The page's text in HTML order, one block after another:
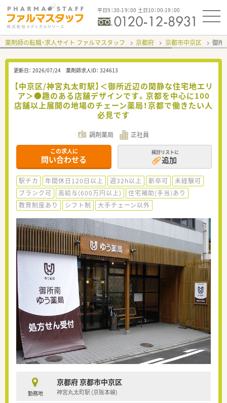
平日9：30-19：00 土日10：00-19：00
薬剤師の転職・求人サイト ファルマスタッフ 京都府 京都市中京区 御所
更新日： 2026/07/24 薬剤師求人ID： 324613
【中京区/神宮丸太町駅】＜御所近辺の閑静な住宅地エリ
ア＞●趣のある店舗デザインです。京都を中心に100
店舗以上展開の地場のチェーン薬局！京都で働きたい人
必見です
調剤薬局 正社員
この求人に
問い合わせる
検討リストに
追加
駅チカ 年間休日120日以上 週32h以上 新卒可
未経験可
ブランク可
高給与(600万円以上)
住宅補助(手当)あり
教育制度あり
シフト制 大手チェーン以外
勤務地
京都府 京都市中京区
神宮丸太町駅 (京阪本線)